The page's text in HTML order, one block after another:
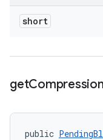
short
get
public